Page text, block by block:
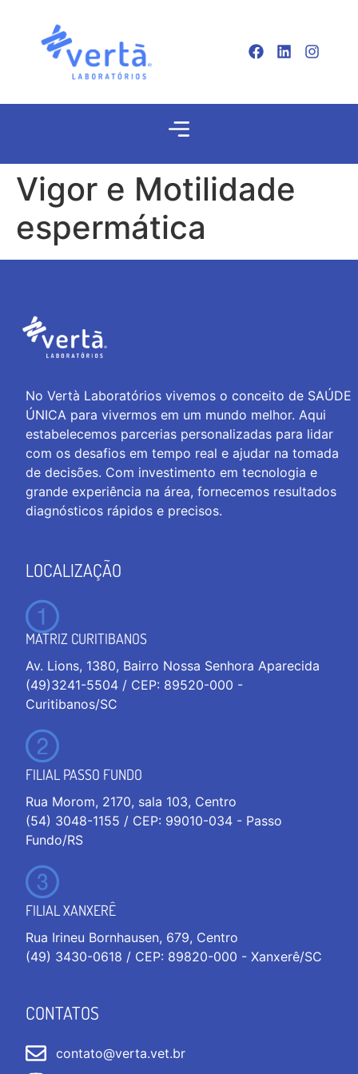
Vigor e Motilidade
espermática
No Vertà Laboratórios vivemos o conceito de SAÚDE
ÚNICA para vivermos em um mundo melhor. Aqui
estabelecemos parcerias personalizadas para lidar
com os desafios em tempo real e ajudar na tomada
de decisões. Com investimento em tecnologia e
grande experiência na área, fornecemos resultados
diagnósticos rápidos e precisos.
LOCALIZAÇÃO
MATRIZ CURITIBANOS
Av. Lions, 1380, Bairro Nossa Senhora Aparecida
(49)3241-5504 / CEP: 89520-000 -
Curitibanos/SC
FILIAL PASSO FUNDO
Rua Morom, 2170, sala 103, Centro
(54) 3048-1155 / CEP: 99010-034 - Passo
Fundo/RS
FILIAL XANXERÊ
Rua Irineu Bornhausen, 679, Centro
(49) 3430-0618 / CEP: 89820-000 - Xanxerê/SC
CONTATOS
contato@verta.vet.br